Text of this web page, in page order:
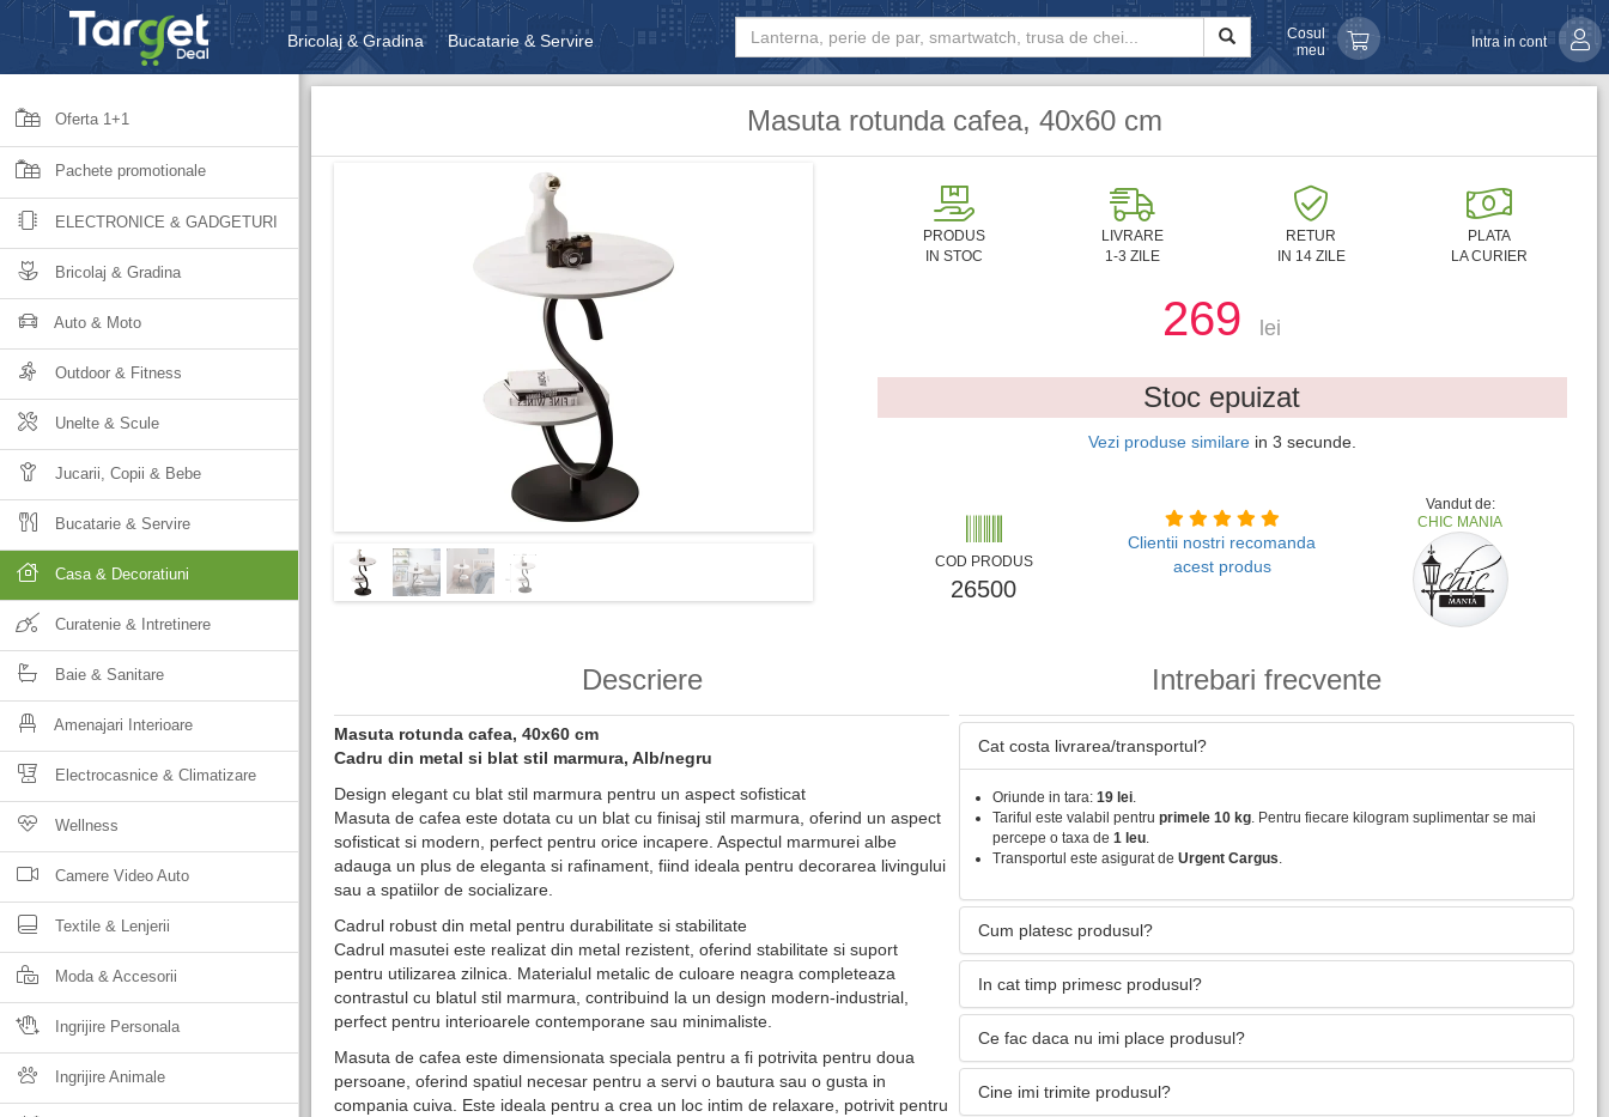
Bricolaj & Gradina Bucatarie & Servire
Unelte & Scule Jucarii, Copii & Bebe
Cosul
meu
Intra in cont
Oferta 1+1
Pachete promotionale
ELECTRONICE & GADGETURI
Bricolaj & Gradina
Auto & Moto
Outdoor & Fitness
Unelte & Scule
Jucarii, Copii & Bebe
Bucatarie & Servire
Casa & Decoratiuni
Curatenie & Intretinere
Baie & Sanitare
Amenajari Interioare
Electrocasnice & Climatizare
Wellness
Camere Video Auto
Textile & Lenjerii
Moda & Accesorii
Ingrijire Personala
Ingrijire Animale
Masuta rotunda cafea, 40x60 cm
PRODUS
IN STOC
LIVRARE
1-3 ZILE
RETUR
IN 14 ZILE
PLATA
LA CURIER
269 lei
Stoc epuizat
Vezi produse similare in 1 secunde.
COD PRODUS
26500
Clientii nostri recomanda
acest produs
Vandut de:
CHIC MANIA
Descriere
Masuta rotunda cafea, 40x60 cm
Cadru din metal si blat stil marmura, Alb/negru
Design elegant cu blat stil marmura pentru un aspect sofisticat
Masuta de cafea este dotata cu un blat cu finisaj stil marmura, oferind un aspect
sofisticat si modern, perfect pentru orice incapere. Aspectul marmurei albe
adauga un plus de eleganta si rafinament, fiind ideala pentru decorarea livingului
sau a spatiilor de socializare.
Cadrul robust din metal pentru durabilitate si stabilitate
Cadrul masutei este realizat din metal rezistent, oferind stabilitate si suport
pentru utilizarea zilnica. Materialul metalic de culoare neagra completeaza
contrastul cu blatul stil marmura, contribuind la un design modern-industrial,
perfect pentru interioarele contemporane sau minimaliste.
Masuta de cafea este dimensionata speciala pentru a fi potrivita pentru doua
persoane, oferind spatiul necesar pentru a servi o bautura sau o gusta in
compania cuiva. Este ideala pentru a crea un loc intim de relaxare, potrivit pentru
Intrebari frecvente
Cat costa livrarea/transportul?
Oriunde in tara: 19 lei.
Tariful este valabil pentru primele 10 kg. Pentru fiecare kilogram suplimentar se mai
percepe o taxa de 1 leu.
Transportul este asigurat de Urgent Cargus.
Cum platesc produsul?
In cat timp primesc produsul?
Ce fac daca nu imi place produsul?
Cine imi trimite produsul?